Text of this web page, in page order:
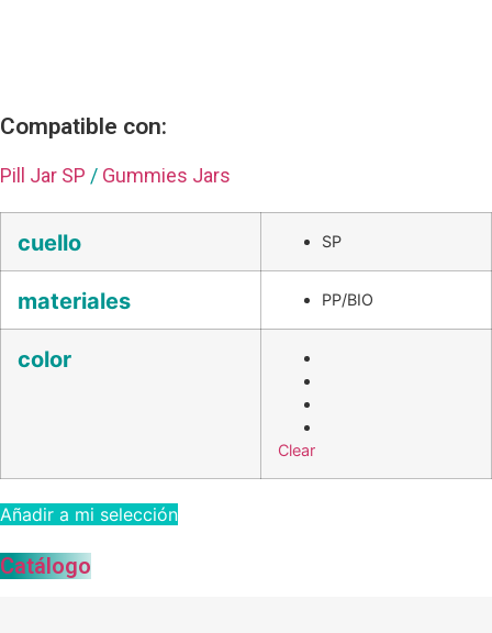
Compatible con:
Pill Jar SP / Gummies Jars
cuello SP
materiales PP/BIO
color
Clear
Añadir a mi selección
Catálogo